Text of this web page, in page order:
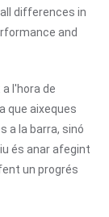
differences in
and
l'hora de
que aixeques
a la barra, sinó
és anar afegint
un progrés